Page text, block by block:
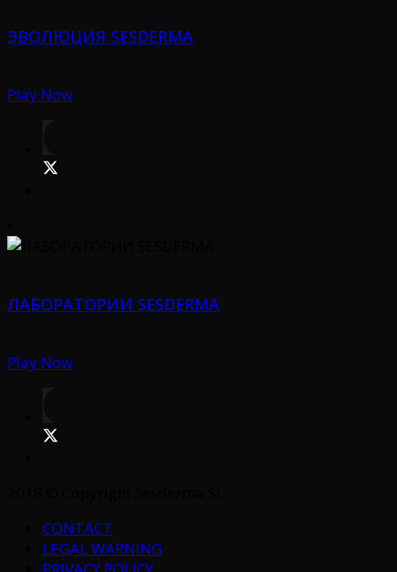
ЭВОЛЮЦИЯ SESDERMA
Play Now
ЛАБОРАТОРИИ SESDERMA
Play Now
CONTACT
LEGAL WARNING